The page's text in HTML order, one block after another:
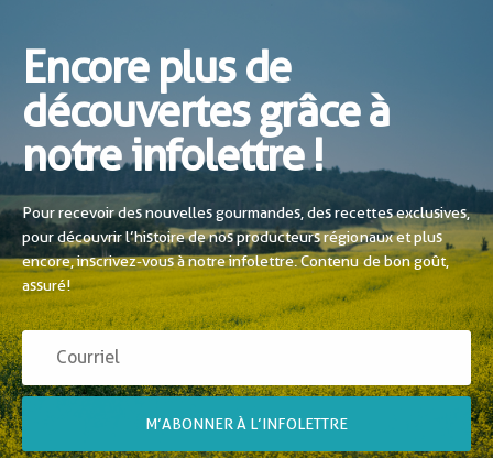
Encore plus de
découvertes grâce à
notre infolettre !
Pour recevoir des nouvelles gourmandes, des recettes exclusives,
pour découvrir l’histoire de nos producteurs régionaux et plus
encore, inscrivez-vous à notre infolettre. Contenu de bon goût,
assuré!
M’ABONNER À L’INFOLETTRE